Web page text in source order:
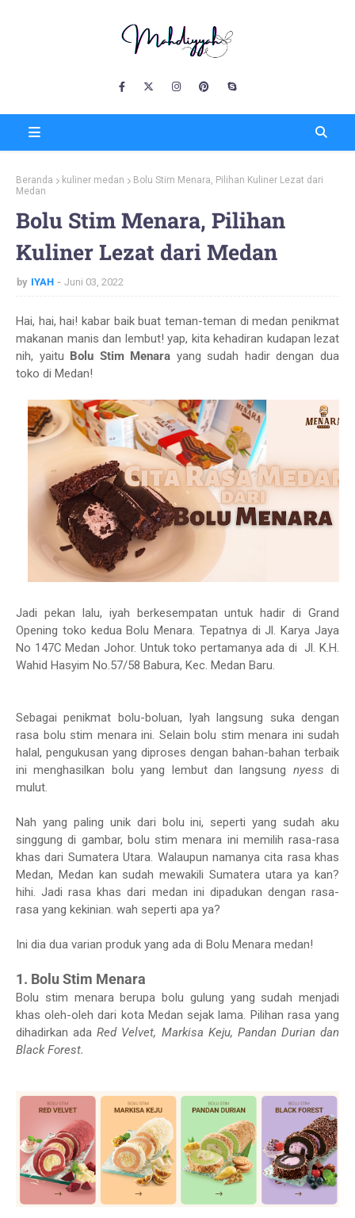
Beranda kuliner medan
Bolu Stim Menara, Pilihan Kuliner Lezat dari
Medan
Bolu Stim Menara, Pilihan
Kuliner Lezat dari Medan
by IYAH Juni 03, 2022
Hai, hai, hai! kabar baik buat teman-teman di medan penikmat
makanan manis dan lembut! yap, kita kehadiran kudapan lezat
nih, yaitu Bolu Stim Menara yang sudah hadir dengan dua
toko di Medan!
Jadi pekan lalu, iyah berkesempatan untuk hadir di Grand
Opening toko kedua Bolu Menara. Tepatnya di Jl. Karya Jaya
No 147C Medan Johor. Untuk toko pertamanya ada di Jl. K.H.
Wahid Hasyim No.57/58 Babura, Kec. Medan Baru.
Sebagai penikmat bolu-boluan, Iyah langsung suka dengan
rasa bolu stim menara ini. Selain bolu stim menara ini sudah
halal, pengukusan yang diproses dengan bahan-bahan terbaik
ini menghasilkan bolu yang lembut dan langsung nyess di
mulut.
Nah yang paling unik dari bolu ini, seperti yang sudah aku
singgung di gambar, bolu stim menara ini memilih rasa-rasa
khas dari Sumatera Utara. Walaupun namanya cita rasa khas
Medan, Medan kan sudah mewakili Sumatera utara ya kan?
hihi. Jadi rasa khas dari medan ini dipadukan dengan rasa-
rasa yang kekinian. wah seperti apa ya?
Ini dia dua varian produk yang ada di Bolu Menara medan!
1. Bolu Stim Menara
Bolu stim menara berupa bolu gulung yang sudah menjadi
khas oleh-oleh dari kota Medan sejak lama. Pilihan rasa yang
dihadirkan adaRed Velvet, Markisa Keju, Pandan Durian dan
Black Forest.